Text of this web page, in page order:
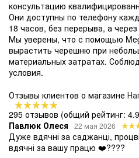
консультацию
Они доступны по телефону
18 часов, без перерыва, а
Мы уверены, что с помощью
вырастить черешню при
материальных затратах.
условия.
Отзывы клиентов о магазине
295 отзывов (общий рейтинг:
Павлюк Олеся
22 мая 2026
Дуже вдячні за саджанці,
вдячні за вашу працю ❤️????